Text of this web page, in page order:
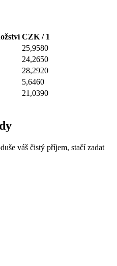
CZK / 1
25,9580
24,2650
28,2920
5,6460
21,0390
váš čistý příjem, stačí zadat